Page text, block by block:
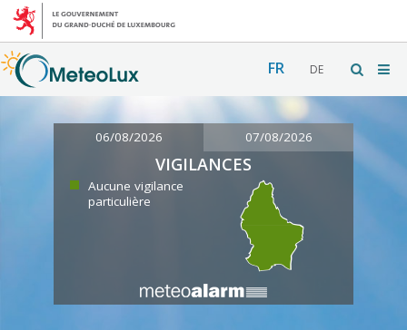
FR DE
06/08/2026 07/08/2026
VIGILANCES
Aucune vigilance
particulière